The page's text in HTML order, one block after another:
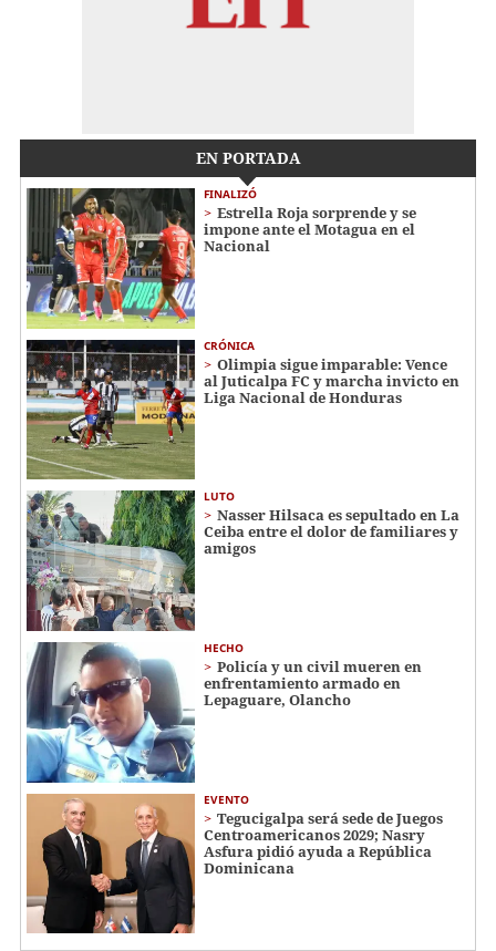
EN PORTADA
FINALIZÓ
Estrella Roja sorprende y se
impone ante el Motagua en el
Nacional
CRÓNICA
Olimpia sigue imparable: Vence
al Juticalpa FC y marcha invicto en
Liga Nacional de Honduras
LUTO
Nasser Hilsaca es sepultado en La
Ceiba entre el dolor de familiares y
amigos
HECHO
Policía y un civil mueren en
enfrentamiento armado en
Lepaguare, Olancho
EVENTO
Tegucigalpa será sede de Juegos
Centroamericanos 2029; Nasry
Asfura pidió ayuda a República
Dominicana